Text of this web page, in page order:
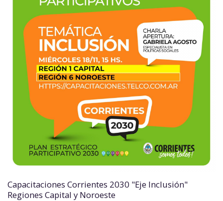
Capacitaciones Corrientes 2030 "Eje Inclusión"
Regiones Capital y Noroeste